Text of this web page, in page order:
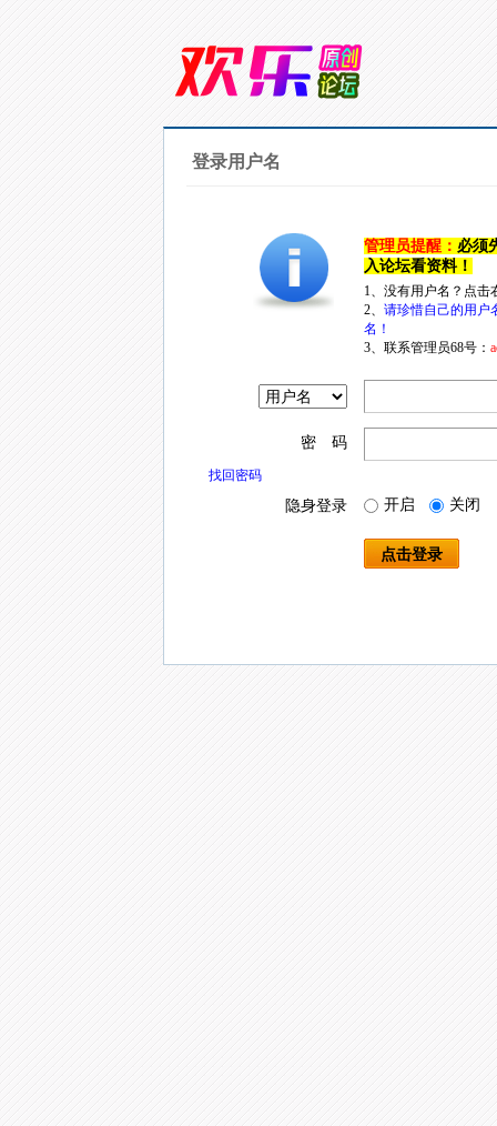
登录用户名
管理员提醒： 必须
入论坛看资料！
1、没有用户名？点
2、 请珍惜自己的用户
名！
3、联系管理员68号：
密 码
找回密码
隐身登录 开启 关闭
点击登录